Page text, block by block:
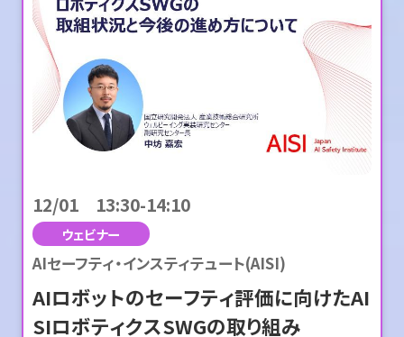
12/01 13:30-14:10
ウェビナー
AIセーフティ・インスティテュート(AISI)
AIロボットのセーフティ評価に向けたAI
SIロボティクスSWGの取り組み